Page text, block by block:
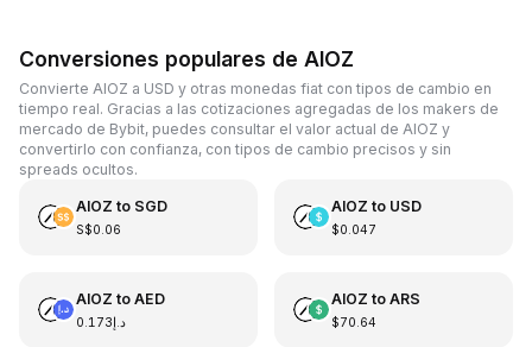
Conversiones populares de AIOZ
Convierte AIOZ a USD y otras monedas fiat con tipos de cambio en
tiempo real. Gracias a las cotizaciones agregadas de los makers de
mercado de Bybit, puedes consultar el valor actual de AIOZ y
convertirlo con confianza, con tipos de cambio precisos y sin
spreads ocultos.
AIOZ to SGD
S$0.06
AIOZ to USD
$0.047
AIOZ to AED
د.إ0.173
AIOZ to ARS
$70.64